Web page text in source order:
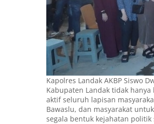
Kapolres Landak AKBP Siswo
Kabupaten Landak tidak
aktif seluruh lapisan
Bawaslu, dan masyarakat
segala bentuk kejahatan